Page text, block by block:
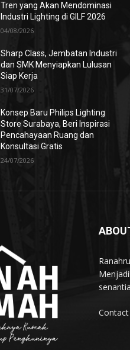
Tren yang Akan Mendominasi
Industri Lighting di GILF 2026
04/08/2026
Sharp Class, Jembatan Industri
dan SMK Menyiapkan Lulusan
Siap Kerja
31/07/2026
Konsep Baru Philips Lighting
Store Surabaya, Beri Inspirasi
Pencahayaan Ruang dan
Konsultasi Gratis
24/07/2026
Contact